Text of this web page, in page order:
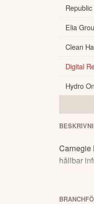
Elia
Clean
Digital
Hydro
Carnegie
hållbar